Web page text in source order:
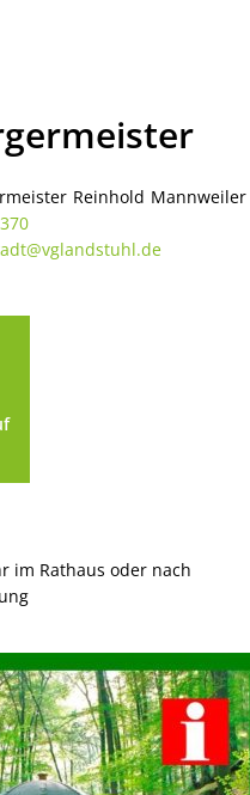
Reinhold Mannweiler
im Rathaus oder nach